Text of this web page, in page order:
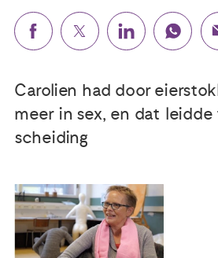
Nieuws
Agenda
Publicaties
Leven met/na kanker
Carolien had door
meer in sex, en dat
scheiding